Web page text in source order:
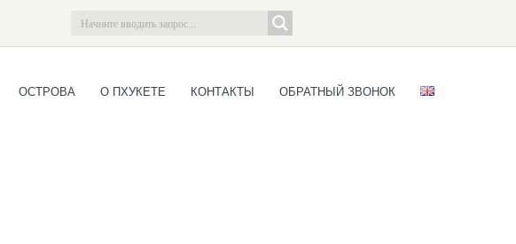
ОСТРОВА О ПХУКЕТЕ КОНТАКТЫ ОБРАТНЫЙ ЗВОНОК